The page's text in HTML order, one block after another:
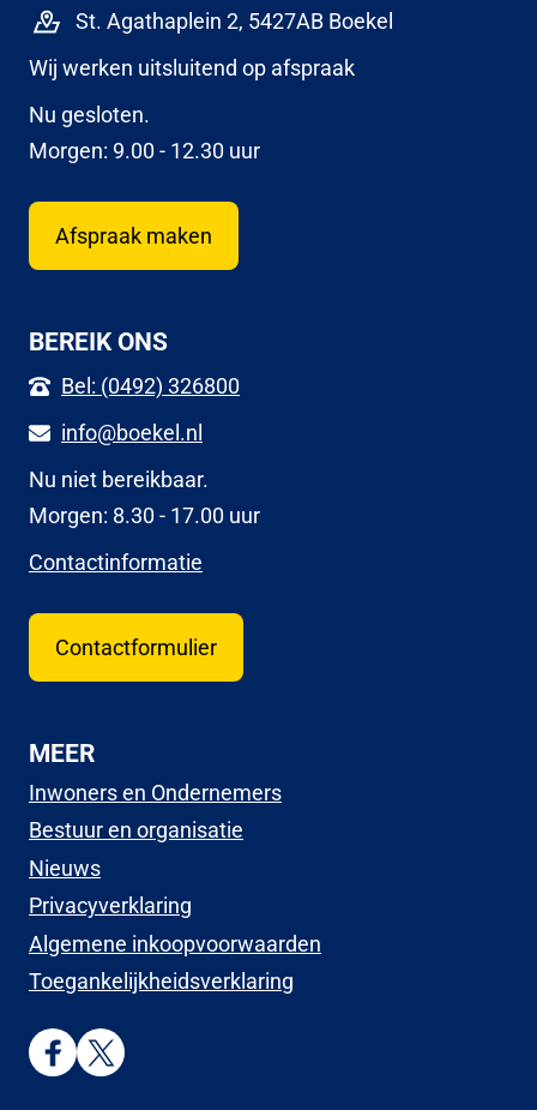
St. Agathaplein 2, 5427AB Boekel
Wij werken uitsluitend op afspraak
Nu gesloten.
Morgen: 9.00 - 12.30 uur
Afspraak maken
BEREIK ONS
Bel: (0492) 326800
info@boekel.nl
Nu niet bereikbaar.
Morgen: 8.30 - 17.00 uur
Contactinformatie
Contactformulier
MEER
Inwoners en Ondernemers
Bestuur en organisatie
Nieuws
Privacyverklaring
Algemene inkoopvoorwaarden
Toegankelijkheidsverklaring